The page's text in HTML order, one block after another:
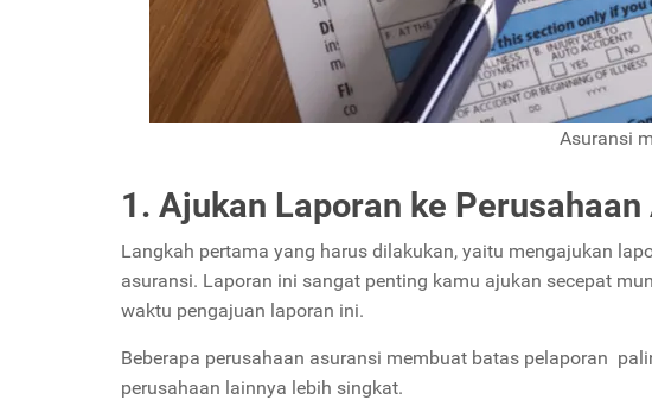
Asuransi
1. Ajukan Laporan ke
Langkah pertama yang harus dilakukan, yaitu mengajukan
asuransi. Laporan ini sangat penting kamu ajukan secepat
waktu pengajuan laporan ini.
Beberapa perusahaan asuransi membuat batas pelaporan
perusahaan lainnya lebih singkat.